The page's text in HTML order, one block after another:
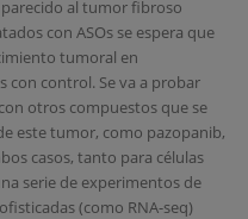
al tumor fibroso
con ASOs se espera que
tumoral en
con control. Se va a probar
otros compuestos que se
este tumor, como pazopanib,
casos, tanto para células
serie de experimentos de
(como RNA-seq)